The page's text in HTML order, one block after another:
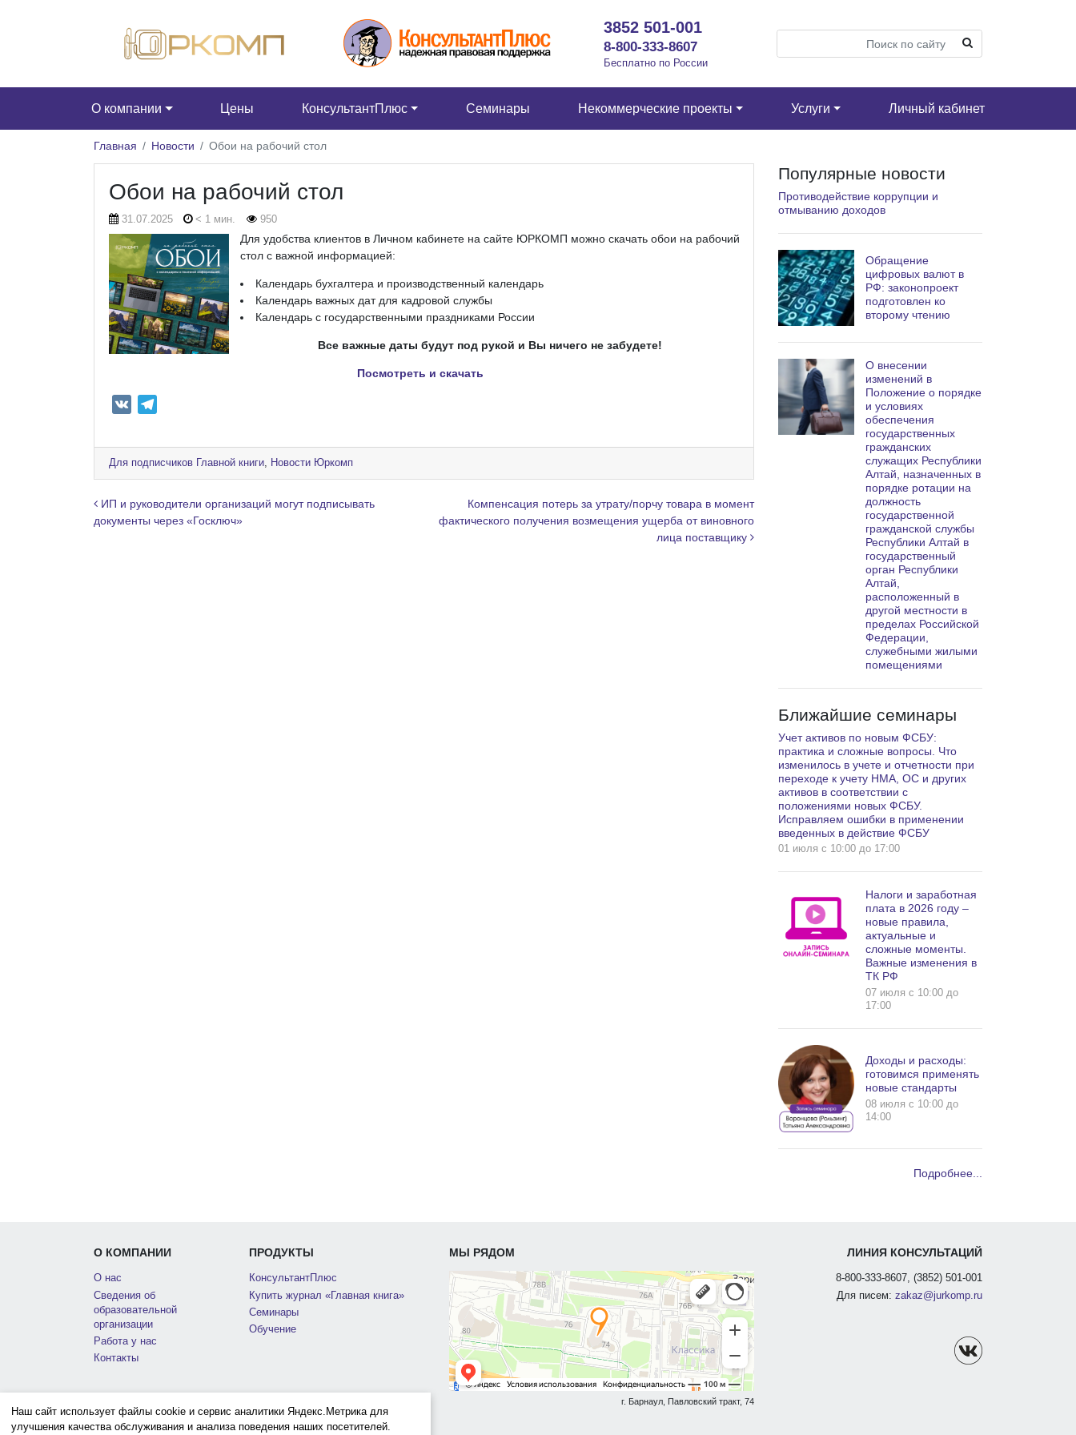
3852 501-001
8-800-333-8607
Бесплатно по России
О компании Цены КонсультантПлюс Семинары Некоммерческие проекты Услуги Личный кабинет
Главная Новости Обои на рабочий стол
Обои на рабочий стол
31.07.2025 < 1 мин. 950
Для удобства клиентов в Личном кабинете на сайте ЮРКОМП можно скачать обои на рабочий
стол с важной информацией:
Календарь бухгалтера и производственный календарь
Календарь важных дат для кадровой службы
Календарь с государственными праздниками России
Все важные даты будут под рукой и Вы ничего не забудете!
Посмотреть и скачать
e
g
r
a
Для подписчиков Главной книги, Новости Юркомп
Навигация по записям
ИП и руководители организаций могут подписывать
документы через «Госключ»
Компенсация потерь за утрату/порчу товара в момент
фактического получения возмещения ущерба от виновного
лица поставщику
Популярные новости
Противодействие коррупции и
отмыванию доходов
Обращение
цифровых валют в
РФ: законопроект
подготовлен ко
второму чтению
О внесении
изменений в
Положение о порядке
и условиях
обеспечения
государственных
гражданских
служащих Республики
Алтай, назначенных в
порядке ротации на
должность
государственной
гражданской службы
Республики Алтай в
государственный
орган Республики
Алтай,
расположенный в
другой местности в
пределах Российской
Федерации,
служебными жилыми
помещениями
Ближайшие семинары
Учет активов по новым ФСБУ:
практика и сложные вопросы. Что
изменилось в учете и отчетности при
переходе к учету НМА, ОС и других
активов в соответствии с
положениями новых ФСБУ.
Исправляем ошибки в применении
введенных в действие ФСБУ
01 июля c 10:00 до 17:00
Налоги и заработная
плата в 2026 году –
новые правила,
актуальные и
сложные моменты.
Важные изменения в
ТК РФ
07 июля c 10:00 до
17:00
Доходы и расходы:
готовимся применять
новые стандарты
08 июля c 10:00 до
14:00
Подробнее...
О КОМПАНИИ
О нас
Сведения об
образовательной
организации
Работа у нас
Контакты
ПРОДУКТЫ
КонсультантПлюс
Купить журнал «Главная книга»
Семинары
Обучение
МЫ РЯДОМ
г. Барнаул, Павловский тракт, 74
ЛИНИЯ КОНСУЛЬТАЦИЙ
8-800-333-8607, (3852) 501-001
Для писем: zakaz@jurkomp.ru
Наш сайт использует файлы cookie и сервис аналитики Яндекс.Метрика для
улучшения качества обслуживания и анализа поведения наших посетителей.